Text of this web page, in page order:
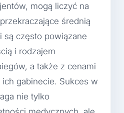
mogą liczyć na
średnią
są często powiązane
i rodzajem
a także z cenami
ich gabinecie. Sukces w
nie tylko